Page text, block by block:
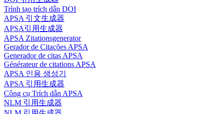
Trình tạo trích dẫn DOI
APSA 引文生成器
APSA引用生成器
APSA Zitationsgenerator
Gerador de Citações APSA
Generador de citas APSA
Générateur de citations APSA
APSA 인용 생성기
APSA 引用生成器
Công cụ Trích dẫn APSA
NLM 引用生成器